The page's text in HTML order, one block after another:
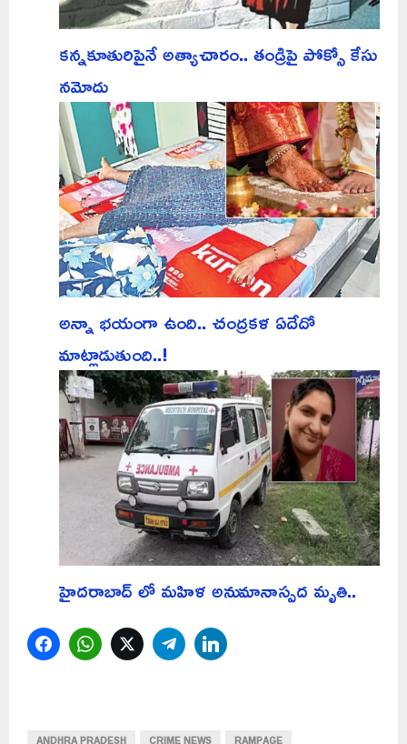
కన్నకూతురిపైనే అత్యాచారం.. తండ్రిపై పోక్సో కేసు
నమోదు
అన్నా భయంగా ఉంది.. చంద్రకళ ఏదేదో
మాట్లాడుతుంది..!
హైదరాబాద్ లో మహిళ అనుమానాస్పద మృతి..
FacebookWhatsAppTwitterTelegram